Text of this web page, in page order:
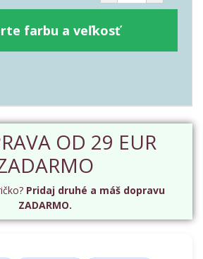
farbu a veľkosť
OD 29 EUR
Pridaj druhé a máš dopravu
ZADARMO.